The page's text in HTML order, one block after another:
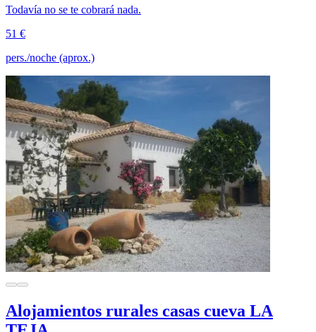
Todavía no se te cobrará nada.
51 €
pers./noche (aprox.)
Alojamientos rurales casas cueva LA